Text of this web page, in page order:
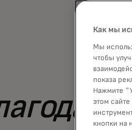
Как мы
Мы
чтобы
показа
Нажмите
этом
кнопки на